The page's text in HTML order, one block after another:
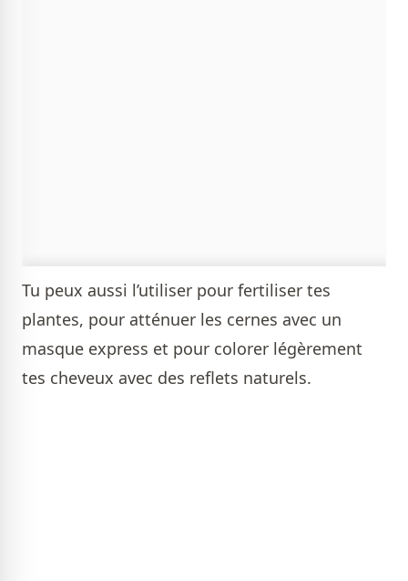
Tu peux aussi l’utiliser pour fertiliser tes
plantes, pour atténuer les cernes avec un
masque express et pour colorer légèrement
tes cheveux avec des reflets naturels.